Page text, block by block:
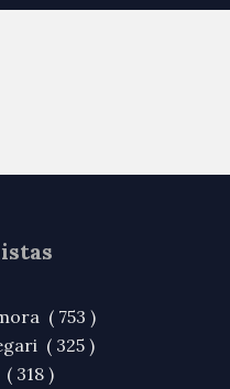
( 753 )
( 325 )
318 )